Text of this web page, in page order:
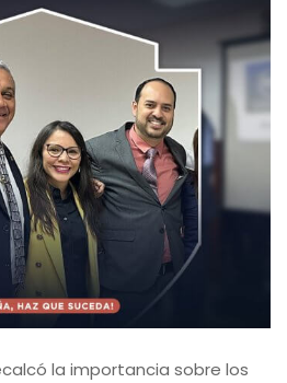
la importancia sobre los